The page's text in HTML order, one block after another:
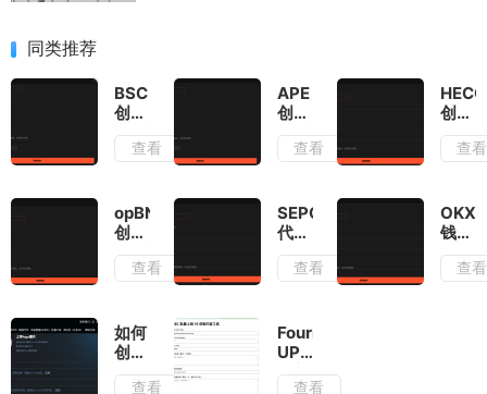
同类推荐
BSC
创建
代币
完全
从入
门到
精通
查看
APE
创建
代币
完全
从入
门到
精通
查看
HECO
创建
代币
完整
从入
门到
精通
查看
opBNB
创建
代币
完整
从入
门到
精通
查看
SEPOLIA
代币
创建
教程
查看
OKX
钱包
创建
代币
查看
如何
创建
Jetton
查看
Fourmeme
UPTOP
打新
查看